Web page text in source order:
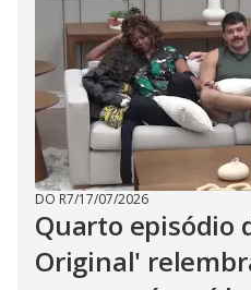
DO R7/17/07/2026
Quarto episódio
Original'